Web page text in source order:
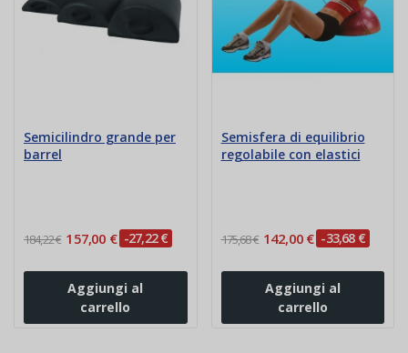
Semicilindro grande per
barrel
184,22 € 157,00 € -27,22 €
Aggiungi al
carrello
Semisfera di equilibrio
regolabile con elastici
175,68 € 142,00 € -33,68 €
Aggiungi al
carrello